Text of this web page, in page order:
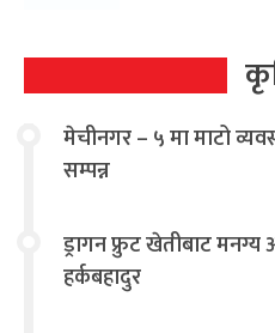
मेचीनगर – ५ मा माटो
सम्पन्न
ड्रागन फ्रुट खेतीबाट
हर्कबहादुर